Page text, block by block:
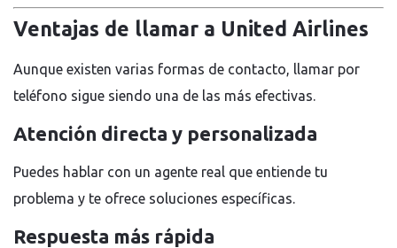
Ventajas de llamar a United Airlines
Aunque existen varias formas de contacto, llamar por
teléfono sigue siendo una de las más efectivas.
Atención directa y personalizada
Puedes hablar con un agente real que entiende tu
problema y te ofrece soluciones específicas.
Respuesta más rápida